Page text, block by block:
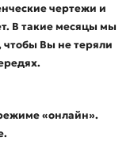
чертежи и
В такие месяцы мы
чтобы Вы не теряли
«онлайн».